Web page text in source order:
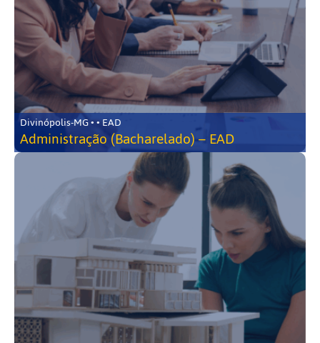
Divinópolis-MG • • EAD
Administração (Bacharelado) – EAD